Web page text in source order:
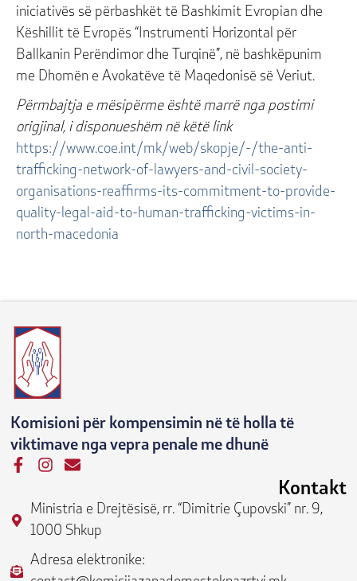
iniciativës së përbashkët të Bashkimit Evropian dhe
Këshillit të Evropës “Instrumenti Horizontal për
Ballkanin Perëndimor dhe Turqinë”, në bashkëpunim
me Dhomën e Avokatëve të Maqedonisë së Veriut.
Përmbajtja e mësipërme është marrë nga postimi
origjinal, i disponueshëm në këtë link
https://www.coe.int/mk/web/skopje/-/the-anti-
trafficking-network-of-lawyers-and-civil-society-
organisations-reaffirms-its-commitment-to-provide-
quality-legal-aid-to-human-trafficking-victims-in-
north-macedonia
Komisioni për kompensimin në të holla të
viktimave nga vepra penale me dhunë
F
e
b
k
I
t
a
r
a
E
e
l
p
e
Kontakt
Ministria e Drejtësisë, rr. “Dimitrie Çupovski” nr. 9,
1000 Shkup
Adresa elektronike: